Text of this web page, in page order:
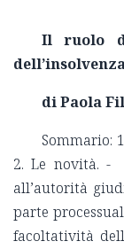
Il ruolo
di Paola
Sommario:
2. Le novità. -
all’autorità
parte
facoltatività